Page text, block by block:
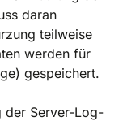
daran
teilweise
werden für
gespeichert.
der Server-Log-